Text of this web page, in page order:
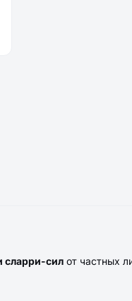
сларри-сил от частных